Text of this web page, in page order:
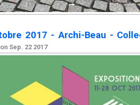
2017 - Archi-Beau -
Sep. 22 2017